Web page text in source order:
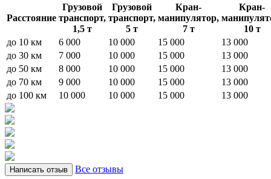
Расстояние
Грузовой
транспорт,
1,5 т
Грузовой
транспорт,
5 т
Кран-
манипулятор,
7 т
Кран-
10 т
до 10 км
6 000 10 000 15 000
13 000
до 30 км
7 000 10 000 15 000
13 000
до 50 км
8 000 10 000 15 000
13 000
до 70 км
9 000 10 000 15 000
13 000
до 100 км
10 000 10 000 15 000 13 000
Написать отзыв Все отзывы